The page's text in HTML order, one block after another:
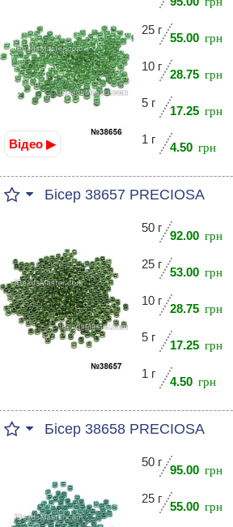
Відео ▶
25 г
55.00
10 г
28.75
5 г
17.25
1 г
4.50
Бісер 38657 PRECIOSA
50 г
92.00
25 г
53.00
10 г
28.75
5 г
17.25
1 г
4.50
Бісер 38658 PRECIOSA
50 г
95.00
25 г
55.00